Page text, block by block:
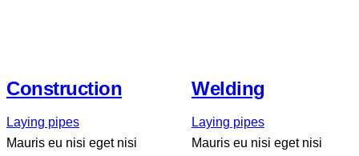
Construction
Laying pipes
Mauris eu nisi eget nisi
Welding
Laying pipes
Mauris eu nisi eget nisi